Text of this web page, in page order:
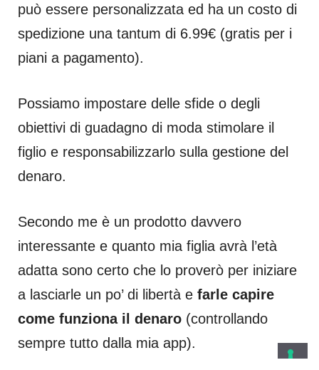
può essere personalizzata ed ha un costo di
spedizione una tantum di 6.99€ (gratis per i
piani a pagamento).
Possiamo impostare delle sfide o degli
obiettivi di guadagno di moda stimolare il
figlio e responsabilizzarlo sulla gestione del
denaro.
Secondo me è un prodotto davvero
interessante e quanto mia figlia avrà l’età
adatta sono certo che lo proverò per iniziare
a lasciarle un po’ di libertà e farle capire
come funziona il denaro (controllando
sempre tutto dalla mia app).